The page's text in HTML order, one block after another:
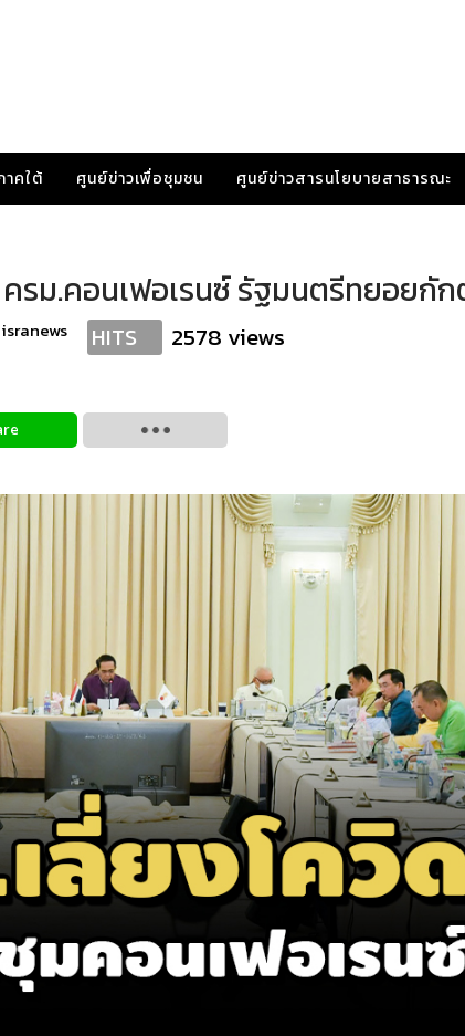
คใต้ ศูนย์ข่าวเพื่อชุมชน ศูนย์ข่าวสารนโยบายสาธารณะ
รม.คอนเฟอเรนซ์ รัฐมนตรีทยอยกัก
isranews HITS 2578 views